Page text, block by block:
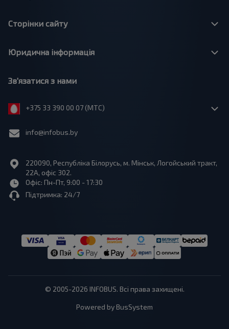
Сторінки сайту
Юридична інформація
Зв'язатися з нами
+375 33 390 00 07 (МТС)
info@infobus.by
220090, Республіка Білорусь, м. Мінськ, Логойський тракт,
22А, офіс 302.
Офіс: Пн-Пт, 9:00 - 17:30
Підтримка: 24/7
© 2005-2026 INFOBUS. Всі права захищені.
Powered by BusSystem